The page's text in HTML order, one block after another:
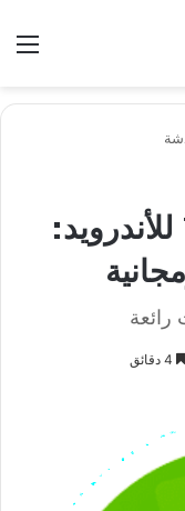
تحميل تطبيق Tango للأندرويد: